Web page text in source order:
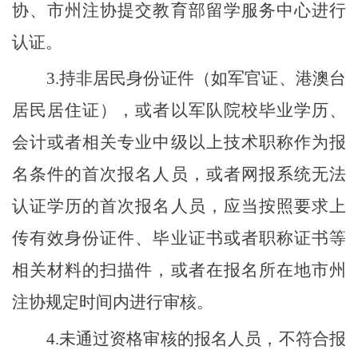
协、市州注协提交教育部留学服务中心进行
认证。
3.持非居民身份证件（如军官证、港澳台
居民居住证），或者以军队院校毕业学历、
会计或者相关专业中级以上技术职称作为报
名条件的首次报名人员，或者网报系统无法
认证学历的首次报名人员，应当按照要求上
传有效身份证件、毕业证书或者职称证书等
相关材料的扫描件，或者在报名所在地市州
注协规定时间内进行审核。
4.未通过资格审核的报名人员，不符合报